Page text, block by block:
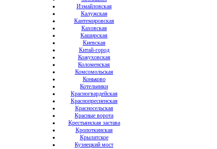
Измайловская
Калужская
Кантемировская
Каховская
Каширская
Киевская
Китай-город
Кожуховская
Коломенская
Комсомольская
Коньково
Котельники
Красногвардейская
Краснопресненская
Красносельская
Красные ворота
Крестьянская застава
Кропоткинская
Крылатское
Кузнецкий мост